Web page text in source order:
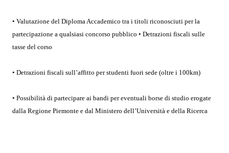
• Valutazione del Diploma Accademico tra i titoli riconosciuti per la
partecipazione a qualsiasi concorso pubblico • Detrazioni fiscali sulle
tasse del corso
• Detrazioni fiscali sull’affitto per studenti fuori sede (oltre i 100km)
• Possibilità di partecipare ai bandi per eventuali borse di studio erogate
dalla Regione Piemonte e dal Ministero dell’Università e della Ricerca